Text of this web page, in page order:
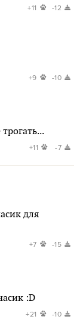
+11 -12
+9 -10
+11 -7
для
+7 -15
:D
+21 -10